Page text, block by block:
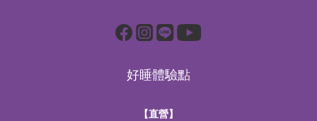
好睡體驗點
【直營】